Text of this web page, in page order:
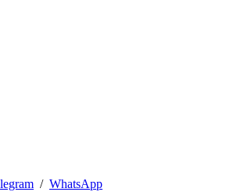
/ WhatsApp